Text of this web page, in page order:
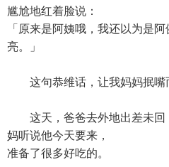
尴尬地红着脸说：
「原来是阿姨哦，我还以为是
亮。」
这句恭维话，让我妈妈抿嘴
这天，爸爸去外地出差未回
妈听说他今天要来，
准备了很多好吃的。